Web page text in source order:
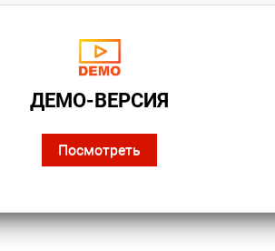
ДЕМО-ВЕРСИЯ
Посмотреть